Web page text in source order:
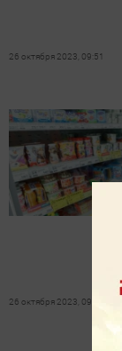
26 октября 2023, 09:51
26 октября 2023, 09:33